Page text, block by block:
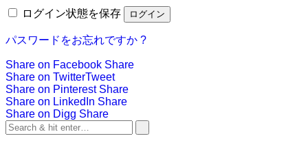
ログイン状態を保存 ログイン
パスワードをお忘れですか ?
Share on Facebook Share
Share on TwitterTweet
Share on Pinterest Share
Share on LinkedIn Share
Share on Digg Share